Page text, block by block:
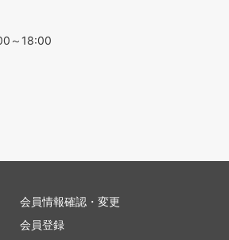
～18:00
会員情報確認・変更
会員登録